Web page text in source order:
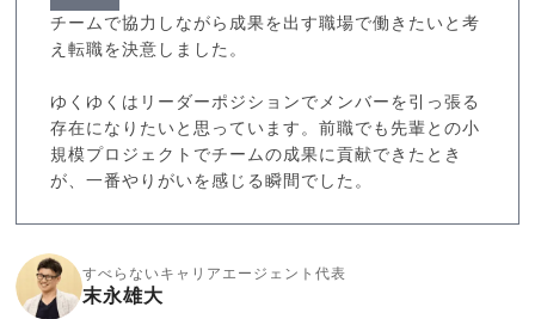
チームで協力しながら成果を出す職場で働きたいと考
え転職を決意しました。
ゆくゆくはリーダーポジションでメンバーを引っ張る
存在になりたいと思っています。前職でも先輩との小
規模プロジェクトでチームの成果に貢献できたとき
が、一番やりがいを感じる瞬間でした。
すべらないキャリアエージェント代表
末永雄大